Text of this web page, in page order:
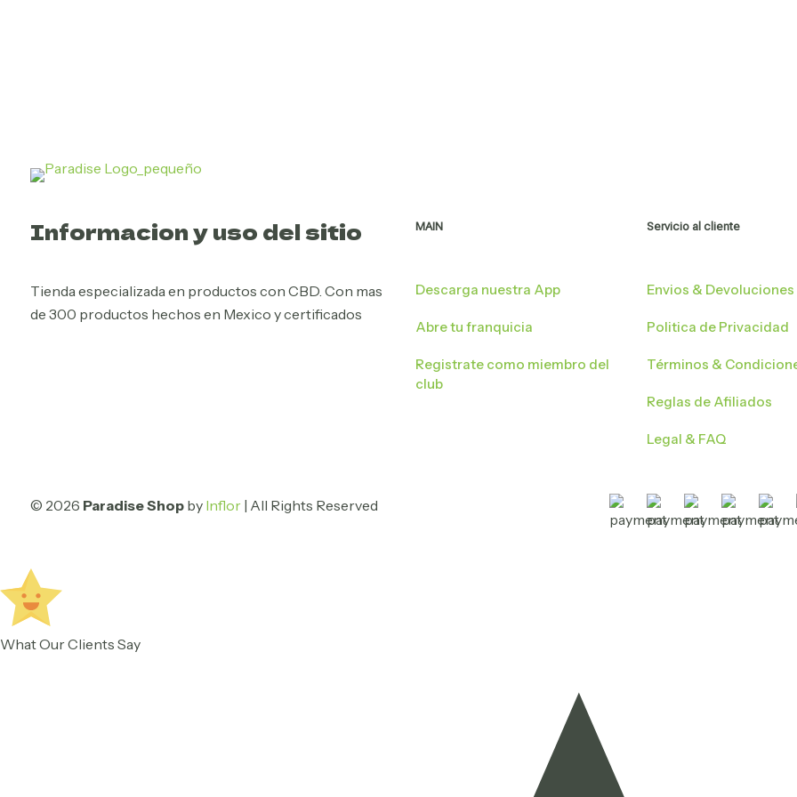
Informacion y uso del sitio
Tienda especializada en productos con CBD. Con mas
de 300 productos hechos en Mexico y certificados
MAIN
Descarga nuestra App
Abre tu franquicia
Registrate como miembro del
club
Servicio al cliente
Envios & Devoluciones
Politica de Privacidad
Términos &
Reglas de Afiliados
Legal & FAQ
© 2026 Paradise Shop by Inflor | All Rights Reserved
What Our Clients Say